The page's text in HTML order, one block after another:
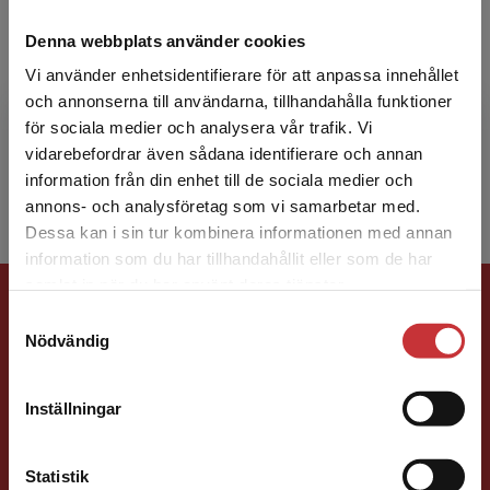
Denna webbplats använder cookies
Vi använder enhetsidentifierare för att anpassa innehållet
och annonserna till användarna, tillhandahålla funktioner
för sociala medier och analysera vår trafik. Vi
vidarebefordrar även sådana identifierare och annan
information från din enhet till de sociala medier och
annons- och analysföretag som vi samarbetar med.
Dessa kan i sin tur kombinera informationen med annan
information som du har tillhandahållit eller som de har
Nödvändig
Inställningar
Statistik
Begränsad fraktregion
Det verkar som att du besöker
studentlitteratur.se via en enhet utanför Sverige.
Vi erbjuder inte leveranser utanför Sverige. För
att kunna slutföra ett köp måste
Jonas Tallberg
Jonas Tallberg är professor i statsvetenskap
vid Stockholms universitet. Han har även
arbetat med EU-frågor vid
Utrikesdepartementet och Europeiska...
Förlagskontakt